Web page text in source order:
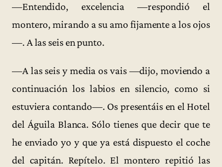
—Entendido, excelencia —respondió el
montero, mirando a su amo fijamente a los ojos
—. A las seis en punto.
—A las seis y media os vais —dijo, moviendo a
continuación los labios en silencio, como si
estuviera contando—. Os presentáis en el Hotel
del Águila Blanca. Sólo tienes que decir que te
he enviado yo y que ya está dispuesto el coche
del capitán. Repítelo. El montero repitió las